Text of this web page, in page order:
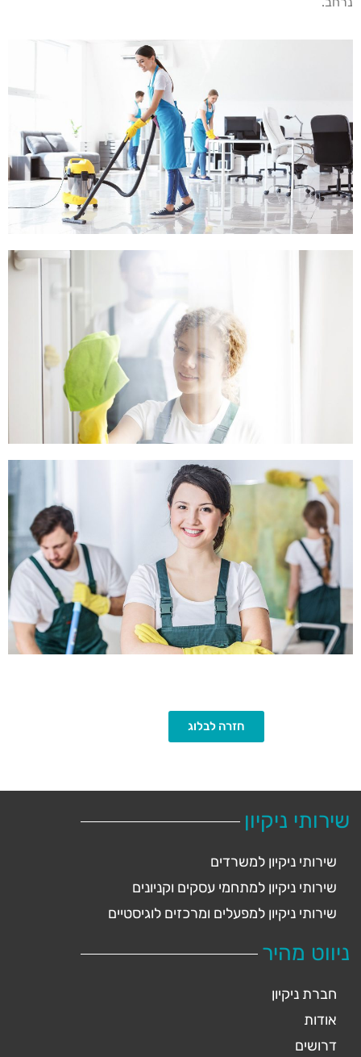
חזרה לבלוג
שירותי ניקיון
שירותי ניקיון למשרדים
שירותי ניקיון למתחמי עסקים וקניונים
שירותי ניקיון למפעלים ומרכזים לוגיסטיים
ניווט מהיר
חברת ניקיון
אודות
דרושים